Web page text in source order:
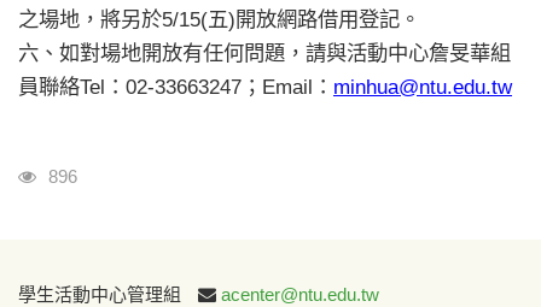
之場地，將另於5/15(五)開放網路借用登記。
六 、如對場地開放有任何問題，請與活動中心詹旻華組
員聯絡Tel：02-33663247；Email： minhua@ntu.edu.tw
瀏覽人次
896
:::
學生活動中心管理組 acenter@ntu.edu.tw